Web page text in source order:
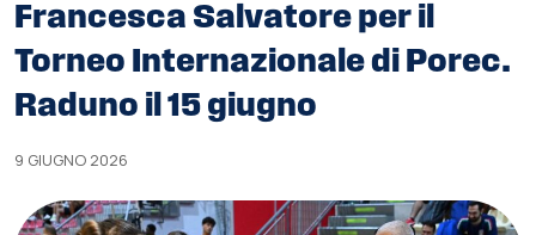
Francesca Salvatore per il
Torneo Internazionale di Porec.
Raduno il 15 giugno
9 GIUGNO 2026